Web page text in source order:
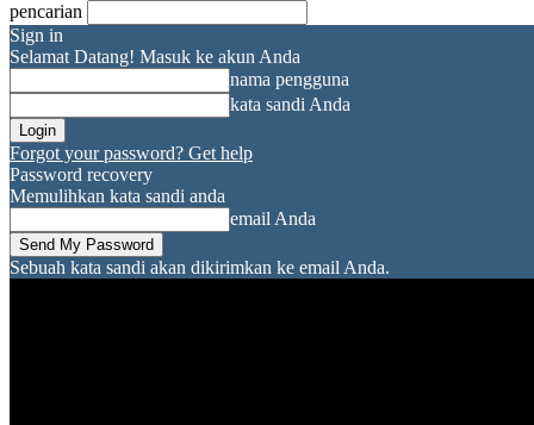
pencarian
Sign in
Selamat Datang! Masuk ke akun Anda
nama pengguna
kata sandi Anda
Forgot your password? Get help
Password recovery
Memulihkan kata sandi anda
email Anda
Sebuah kata sandi akan dikirimkan ke email Anda.